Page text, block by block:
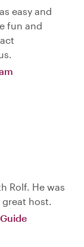
easy and
fun and
Rolf. He was
host.